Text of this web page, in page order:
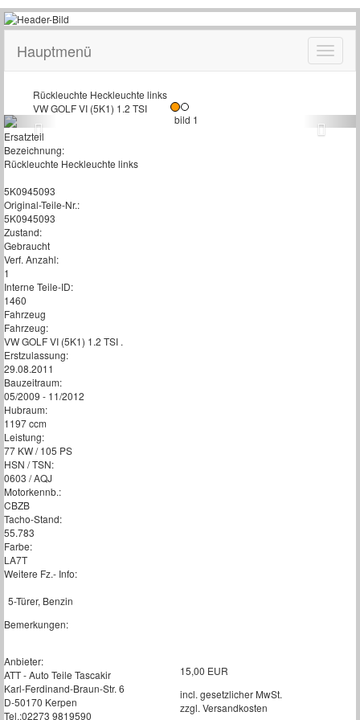
Hauptmenü
Rückleuchte Heckleuchte links
VW GOLF VI (5K1) 1.2 TSI
Ersatzteil
Bezeichnung:
Rückleuchte Heckleuchte links
5K0945093
Original-Teile-Nr.:
5K0945093
Zustand:
Gebraucht
Verf. Anzahl:
1
Interne Teile-ID:
1460
Fahrzeug
Fahrzeug:
VW GOLF VI (5K1) 1.2 TSI .
Erstzulassung:
29.08.2011
Bauzeitraum:
05/2009 - 11/2012
Hubraum:
1197 ccm
Leistung:
77 KW / 105 PS
HSN / TSN:
0603 / AQJ
Motorkennb.:
CBZB
Tacho-Stand:
55.783
Farbe:
LA7T
Weitere Fz.- Info:
5-Türer, Benzin
Bemerkungen:
Anbieter:
ATT - Auto Teile Tascakir
Karl-Ferdinand-Braun-Str. 6
D-50170 Kerpen
Tel.:02273 9819590
15,00 EUR
incl. gesetzlicher MwSt.
zzgl. Versandkosten